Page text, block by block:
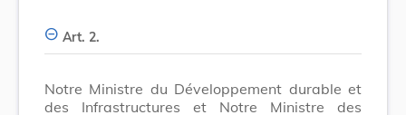
Art. 2.
Notre Ministre du Développement durable et
des Infrastructures et Notre Ministre des